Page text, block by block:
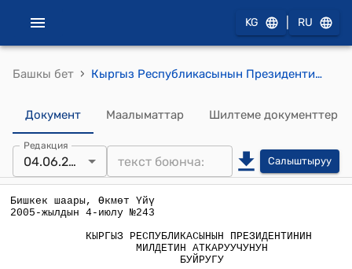
KG RU
Башкы бет › Кыргыз Республикасынын Президентинин милдетин аткаруучунун 2005-жылдын 4-июлундагы №243 буйругу
Документ Маалыматтар Шилтеме документтер
Редакция
04.06.2005 Салыштыруу